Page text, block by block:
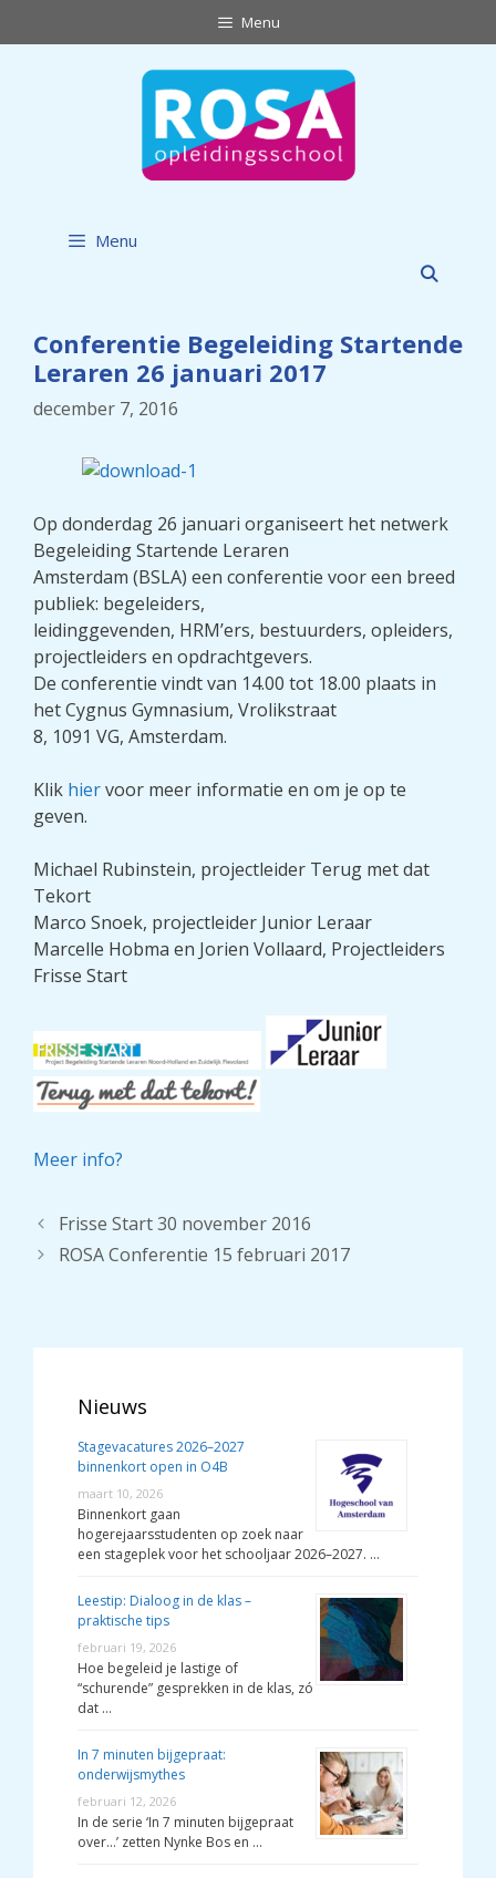
naar
Menu
Menu
Conferentie Begeleiding Startende
Leraren 26 januari 2017
december 7, 2016
Op donderdag 26 januari organiseert het netwerk
Begeleiding Startende Leraren
Amsterdam (BSLA) een conferentie voor een breed
publiek: begeleiders,
leidinggevenden, HRM’ers, bestuurders, opleiders,
projectleiders en opdrachtgevers.
De conferentie vindt van 14.00 tot 18.00 plaats in
het Cygnus Gymnasium, Vrolikstraat
8, 1091 VG, Amsterdam.
Klik hiervoor meer informatie en om je op te
geven.
Michael Rubinstein, projectleider Terug met dat
Tekort
Marco Snoek, projectleider Junior Leraar
Marcelle Hobma en Jorien Vollaard, Projectleiders
Frisse Start
Meer info?
Frisse Start 30 november 2016
ROSA Conferentie 15 februari 2017
Nieuws
Stagevacatures 2026–2027
binnenkort open in O4B
maart 10, 2026
Binnenkort gaan
hogerejaarsstudenten op zoek naar
een stageplek voor het schooljaar 2026–2027. …
Leestip: Dialoog in de klas –
praktische tips
februari 19, 2026
Hoe begeleid je lastige of
“schurende” gesprekken in de klas, zó
dat …
In 7 minuten bijgepraat:
onderwijsmythes
februari 12, 2026
In de serie ‘In 7 minuten bijgepraat
over…’ zetten Nynke Bos en …